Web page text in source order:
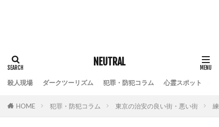
NEUTRAL
殺人現場 ダークツーリズム 犯罪・防犯コラム 心霊スポット
HOME 犯罪・防犯コラム 東京の治安の良い街・悪い街